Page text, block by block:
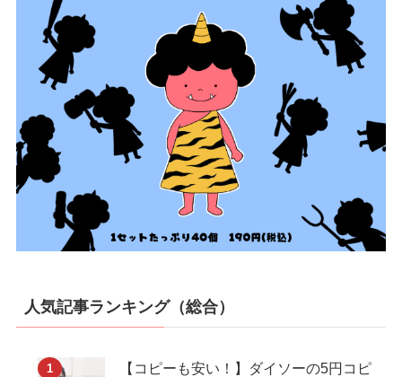
人気記事ランキング（総合）
【コピーも安い！】ダイソーの5円コピ